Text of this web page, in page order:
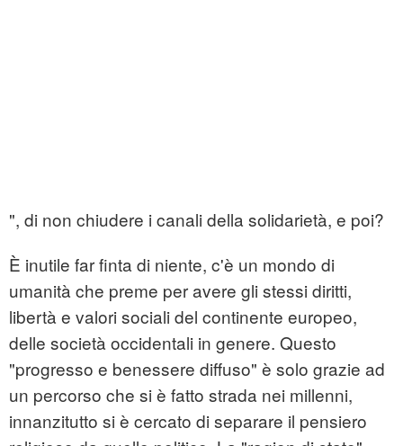
", di non chiudere i canali della solidarietà, e poi?
È inutile far finta di niente, c'è un mondo di
umanità che preme per avere gli stessi diritti,
libertà e valori sociali del continente europeo,
delle società occidentali in genere. Questo
"progresso e benessere diffuso" è solo grazie ad
un percorso che si è fatto strada nei millenni,
innanzitutto si è cercato di separare il pensiero